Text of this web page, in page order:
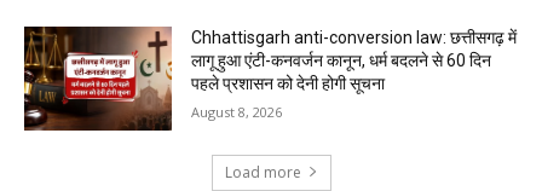
Chhattisgarh anti-conversion law: छत्तीसगढ़ में
लागू हुआ एंटी-कनवर्जन कानून, धर्म बदलने से 60 दिन
पहले प्रशासन को देनी होगी सूचना
August 8, 2026
Load more